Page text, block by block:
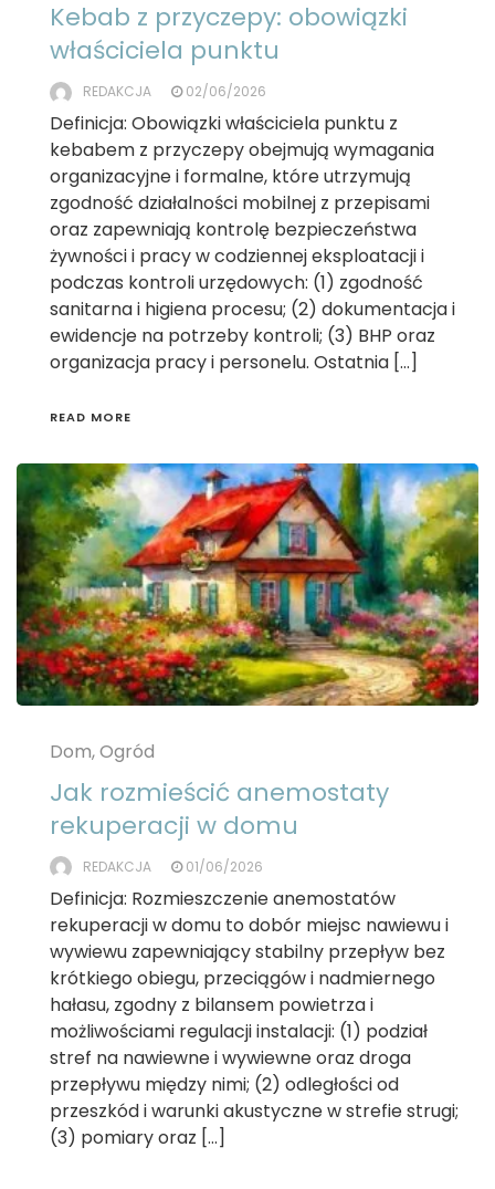
Kebab z przyczepy: obowiązki
właściciela punktu
REDAKCJA 02/06/2026
Definicja: Obowiązki właściciela punktu z
kebabem z przyczepy obejmują wymagania
organizacyjne i formalne, które utrzymują
zgodność działalności mobilnej z przepisami
oraz zapewniają kontrolę bezpieczeństwa
żywności i pracy w codziennej eksploatacji i
podczas kontroli urzędowych: (1) zgodność
sanitarna i higiena procesu; (2) dokumentacja i
ewidencje na potrzeby kontroli; (3) BHP oraz
organizacja pracy i personelu. Ostatnia […]
READ MORE
Dom, Ogród
Jak rozmieścić anemostaty
rekuperacji w domu
REDAKCJA 01/06/2026
Definicja: Rozmieszczenie anemostatów
rekuperacji w domu to dobór miejsc nawiewu i
wywiewu zapewniający stabilny przepływ bez
krótkiego obiegu, przeciągów i nadmiernego
hałasu, zgodny z bilansem powietrza i
możliwościami regulacji instalacji: (1) podział
stref na nawiewne i wywiewne oraz droga
przepływu między nimi; (2) odległości od
przeszkód i warunki akustyczne w strefie strugi;
(3) pomiary oraz […]